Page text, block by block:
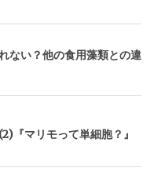
ない？他の食用藻類との違
『マリモって単細胞？』